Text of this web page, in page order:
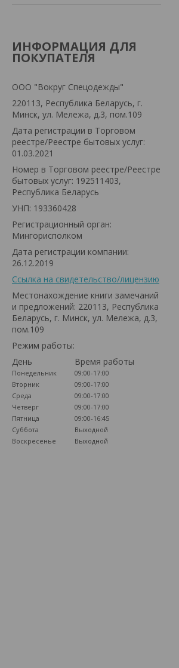
ИНФОРМАЦИЯ ДЛЯ
ПОКУПАТЕЛЯ
ООО "Вокруг Спецодежды"
220113, Республика Беларусь, г.
Минск, ул. Мележа, д.3, пом.109
Дата регистрации в Торговом
реестре/Реестре бытовых услуг:
01.03.2021
Номер в Торговом реестре/Реестре
бытовых услуг: 192511403,
Республика Беларусь
УНП: 193360428
Регистрационный орган:
Мингорисполком
Дата регистрации компании:
26.12.2019
Ссылка на свидетельство/лицензию
Местонахождение книги замечаний
и предложений: 220113, Республика
Беларусь, г. Минск, ул. Мележа, д.3,
пом.109
Режим работы:
День
Время работы
Понедельник
09:00-17:00
Вторник
09:00-17:00
Среда
09:00-17:00
Четверг
09:00-17:00
Пятница
09:00-16:45
Суббота
Выходной
Воскресенье
Выходной